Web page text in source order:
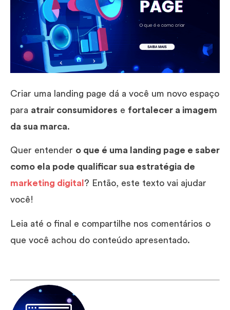
Criar uma landing page dá a você um novo espaço
para atrair consumidores e fortalecer a imagem
da sua marca.
Quer entender o que é uma landing page e saber
como ela pode qualificar sua estratégia de
marketing digital ? Então, este texto vai ajudar
você!
Leia até o final e compartilhe nos comentários o
que você achou do conteúdo apresentado.